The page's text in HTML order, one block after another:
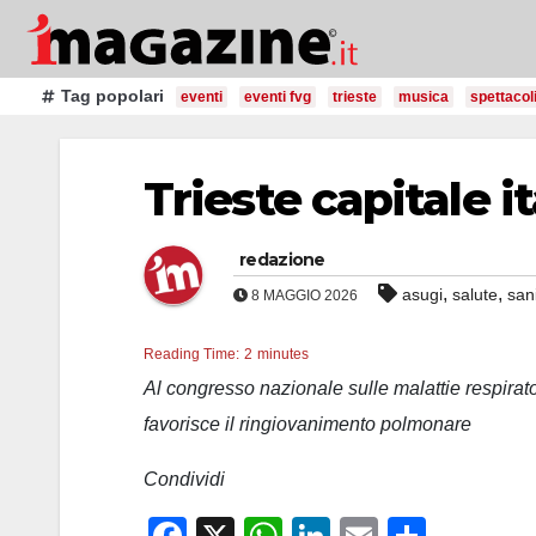
Salta
contenutoTag popolari eventi eventi fvg trieste musica spettacoli
Trieste capitale
redazione
8 MAGGIO 2026 asugi, salute,
Reading Time: 2 minutes
Al congresso nazionale sulle malattie
favorisce il ringiovanimento polmonare
Condividi